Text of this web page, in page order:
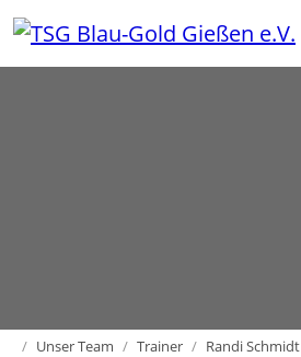
Direkt zur Hauptnavigation springen
Direkt zum Inhalt springen
HomeUnser Team Trainer Randi Schmidt